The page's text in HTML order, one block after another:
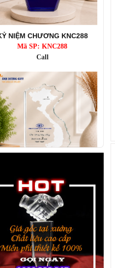
KỶ NIỆM CHƯƠNG KNC288
Mã SP: KNC288
Call
Mã SP: KNC287
Call